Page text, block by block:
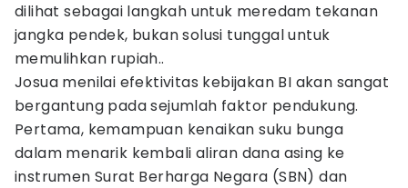
dilihat sebagai langkah untuk meredam tekanan
jangka pendek, bukan solusi tunggal untuk
memulihkan rupiah..
Josua menilai efektivitas kebijakan BI akan sangat
bergantung pada sejumlah faktor pendukung.
Pertama, kemampuan kenaikan suku bunga
dalam menarik kembali aliran dana asing ke
instrumen Surat Berharga Negara (SBN) dan